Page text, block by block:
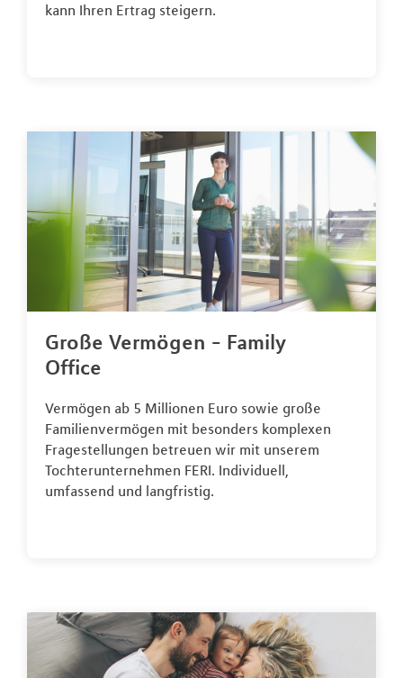
kann Ihren Ertrag steigern.
Große Vermögen - Family
Office
Vermögen ab 5 Millionen Euro sowie große
Familienvermögen mit besonders komplexen
Fragestellungen betreuen wir mit unserem
Tochterunternehmen FERI. Individuell,
umfassend und langfristig.